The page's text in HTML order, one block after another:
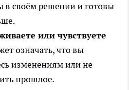
в своём решении и готовы
или чувствуете
означать, что вы
изменениям или не
прошлое.